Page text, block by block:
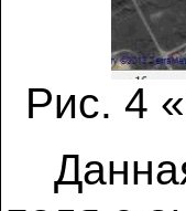
Рис. 4